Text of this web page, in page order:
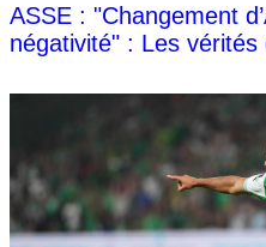
ASSE : "Changement
négativité" : Les vérités